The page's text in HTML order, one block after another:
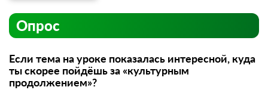
Опрос
Если тема на уроке показалась интересной, куда
ты скорее пойдёшь за «культурным
продолжением»?